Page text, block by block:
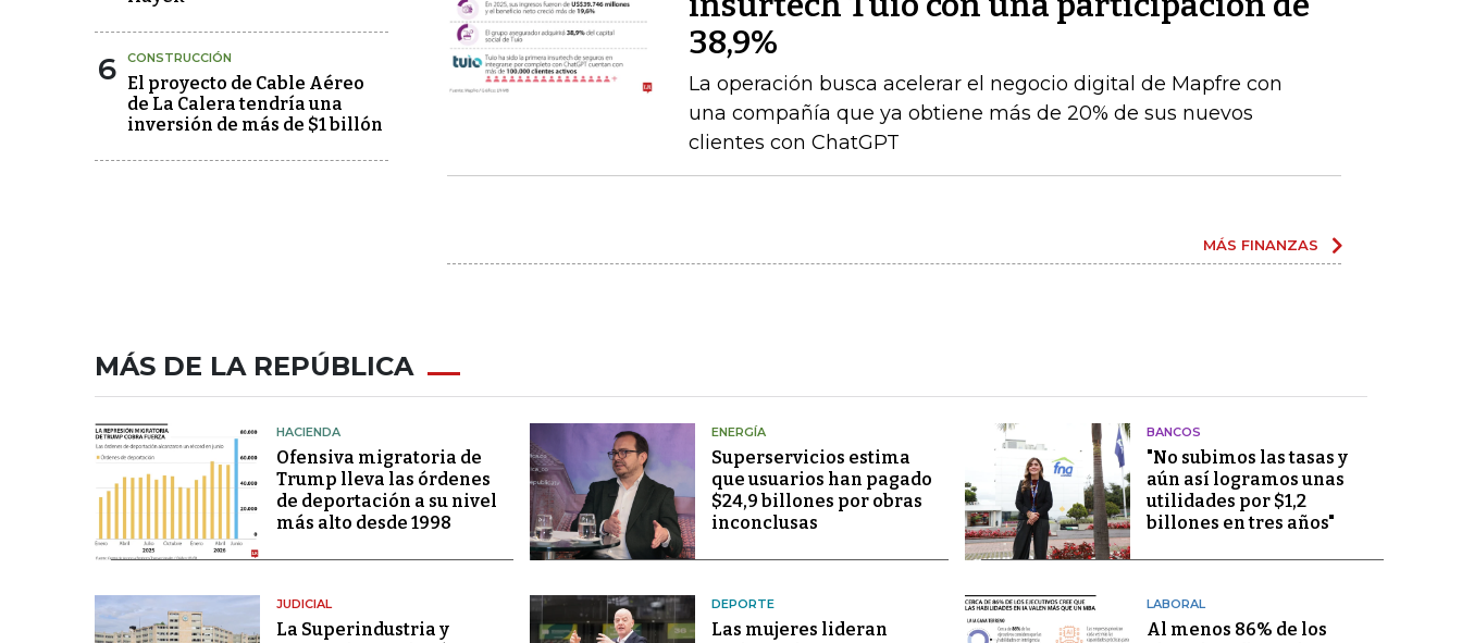
6 CONSTRUCCIÓN
El proyecto de Cable Aéreo
de La Calera tendría una
inversión de más de $1 billón
38,9%
La operación busca acelerar el negocio digital de Mapfre con
una compañía que ya obtiene más de 20% de sus nuevos
clientes con ChatGPT
MÁS FINANZAS
MÁS DE LA REPÚBLICA
HACIENDA
Ofensiva migratoria de
Trump lleva las órdenes
de deportación a su nivel
más alto desde 1998
ENERGÍA
Superservicios estima
que usuarios han pagado
$24,9 billones por obras
inconclusas
BANCOS
"No subimos las tasas y
aún así logramos unas
utilidades por $1,2
billones en tres años"
JUDICIAL
La Superindustria y
DEPORTE
Las mujeres lideran
LABORAL
Al menos 86% de los